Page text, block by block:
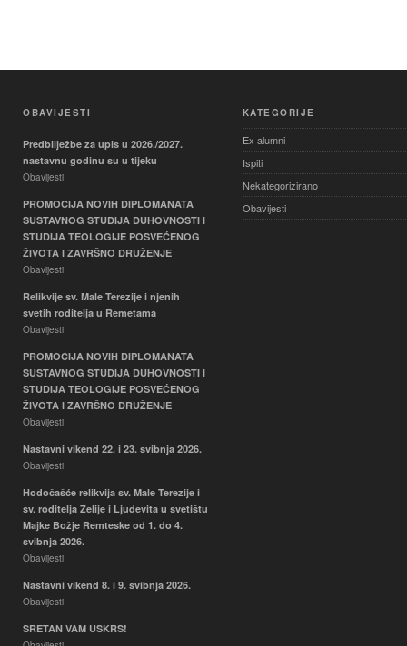
OBAVIJESTI
Predbilježbe za upis u 2026./2027.
nastavnu godinu su u tijeku
Obavijesti
PROMOCIJA NOVIH DIPLOMANATA
SUSTAVNOG STUDIJA DUHOVNOSTI I
STUDIJA TEOLOGIJE POSVEĆENOG
ŽIVOTA I ZAVRŠNO DRUŽENJE
Obavijesti
Relikvije sv. Male Terezije i njenih
svetih roditelja u Remetama
Obavijesti
PROMOCIJA NOVIH DIPLOMANATA
SUSTAVNOG STUDIJA DUHOVNOSTI I
STUDIJA TEOLOGIJE POSVEĆENOG
ŽIVOTA I ZAVRŠNO DRUŽENJE
Obavijesti
Nastavni vikend 22. i 23. svibnja 2026.
Obavijesti
Hodočašće relikvija sv. Male Terezije i
sv. roditelja Zelije i Ljudevita u svetištu
Majke Božje Remteske od 1. do 4.
svibnja 2026.
Obavijesti
Nastavni vikend 8. i 9. svibnja 2026.
Obavijesti
SRETAN VAM USKRS!
KATEGORIJE
Ex alumni
Ispiti
Nekategorizirano
Obavijesti